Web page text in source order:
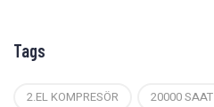
Tags
2.EL KOMPRESÖR 20000 SAAT